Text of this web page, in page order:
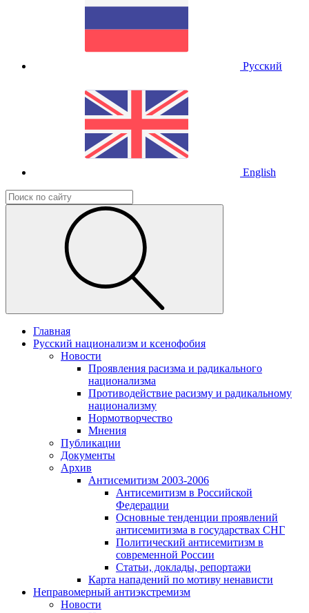
Русский
English
Главная
Русский национализм и ксенофобия
Новости
Проявления расизма и радикального
национализма
Противодействие расизму и радикальному
национализму
Нормотворчество
Мнения
Публикации
Документы
Архив
Антисемитизм 2003-2006
Антисемитизм в Российской
Федерации
Основные тенденции проявлений
антисемитизма в государствах СНГ
Политический антисемитизм в
современной России
Статьи, доклады, репортажи
Карта нападений по мотиву ненависти
Неправомерный антиэкстремизм
Новости